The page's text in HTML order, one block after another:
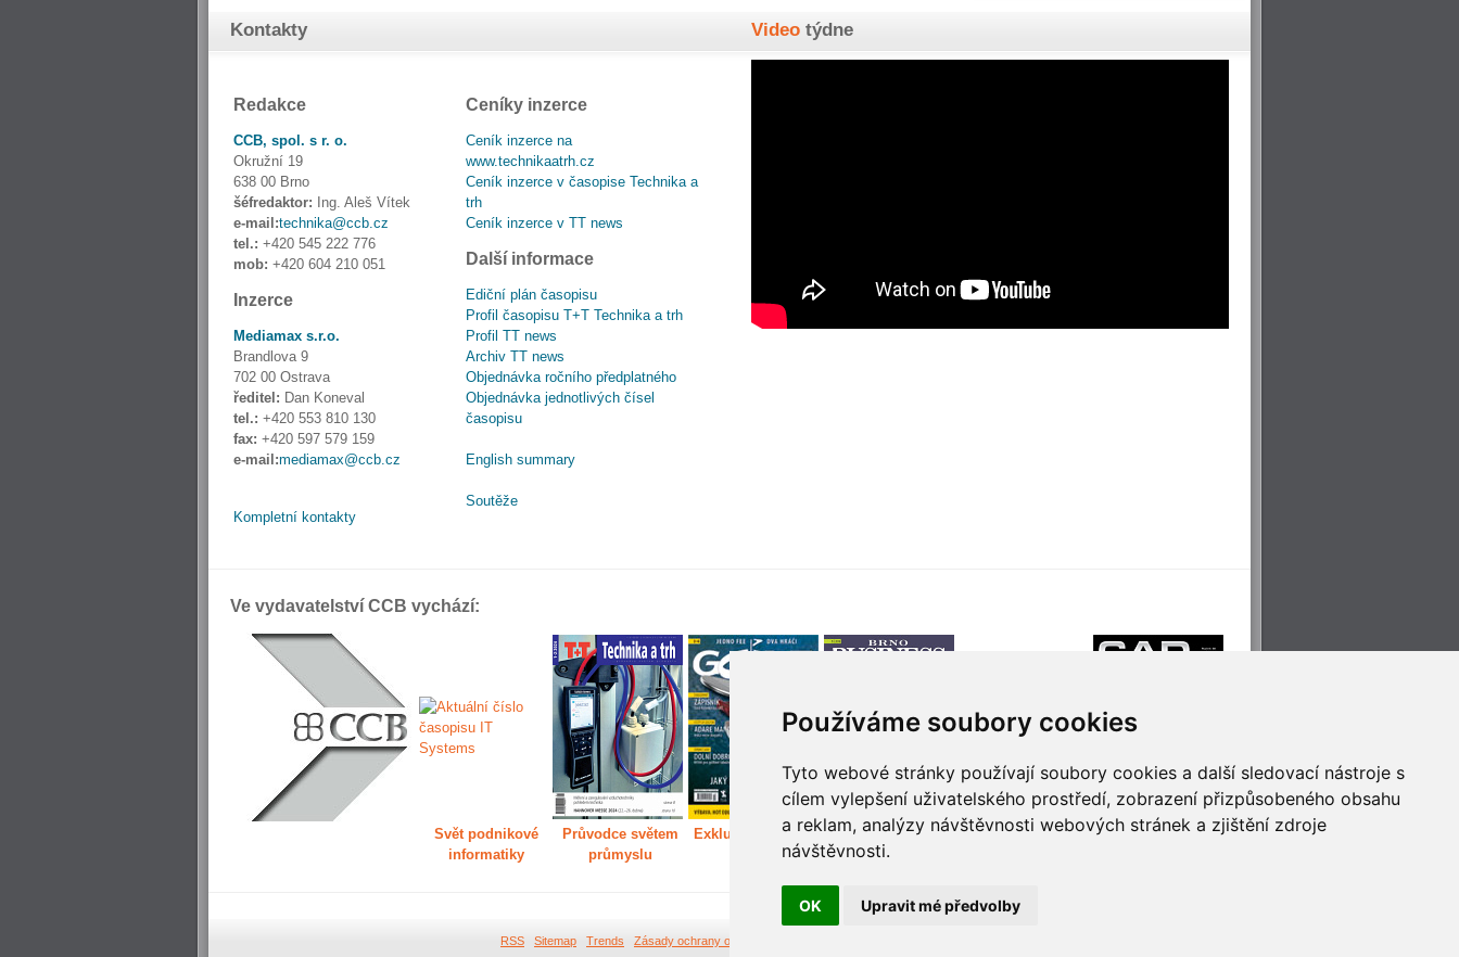
Používáme soubory cookies
Tyto webové stránky používají soubory cookies a další sledovací nástroje s
cílem vylepšení uživatelského prostředí, zobrazení přizpůsobeného obsahu
a reklam, analýzy návštěvnosti webových stránek a zjištění zdroje
návštěvnosti.
OK Upravit mé předvolby
Kontakty
Redakce
CCB, spol. s r. o.
Okružní 19
638 00 Brno
šéfredaktor: Ing. Aleš Vítek
e-mail:technika@ccb.cz
tel.: +420 545 222 776
mob: +420 604 210 051
Inzerce
Mediamax s.r.o.
Brandlova 9
702 00 Ostrava
ředitel: Dan Koneval
tel.: +420 553 810 130
fax: +420 597 579 159
e-mail:mediamax@ccb.cz
Kompletní kontakty
Ceníky inzerce
Ceník inzerce na
www.technikaatrh.cz
Ceník inzerce v časopise Technika a
trh
Ceník inzerce v TT news
Další informace
Ediční plán časopisu
Profil časopisu T+T Technika a trh
Profil TT news
Archiv TT news
Objednávka ročního předplatného
Objednávka jednotlivých čísel
časopisu
English summary
Soutěže
Video týdne
Ve vydavatelství CCB vychází:
Svět podnikové
informatiky
Průvodce světem
průmyslu
Exkluzivně světem
Děláme Brno větší Příjemné cestování
Technologie pro
RSS Sitemap Trends Zásady ochrany osobních údajů